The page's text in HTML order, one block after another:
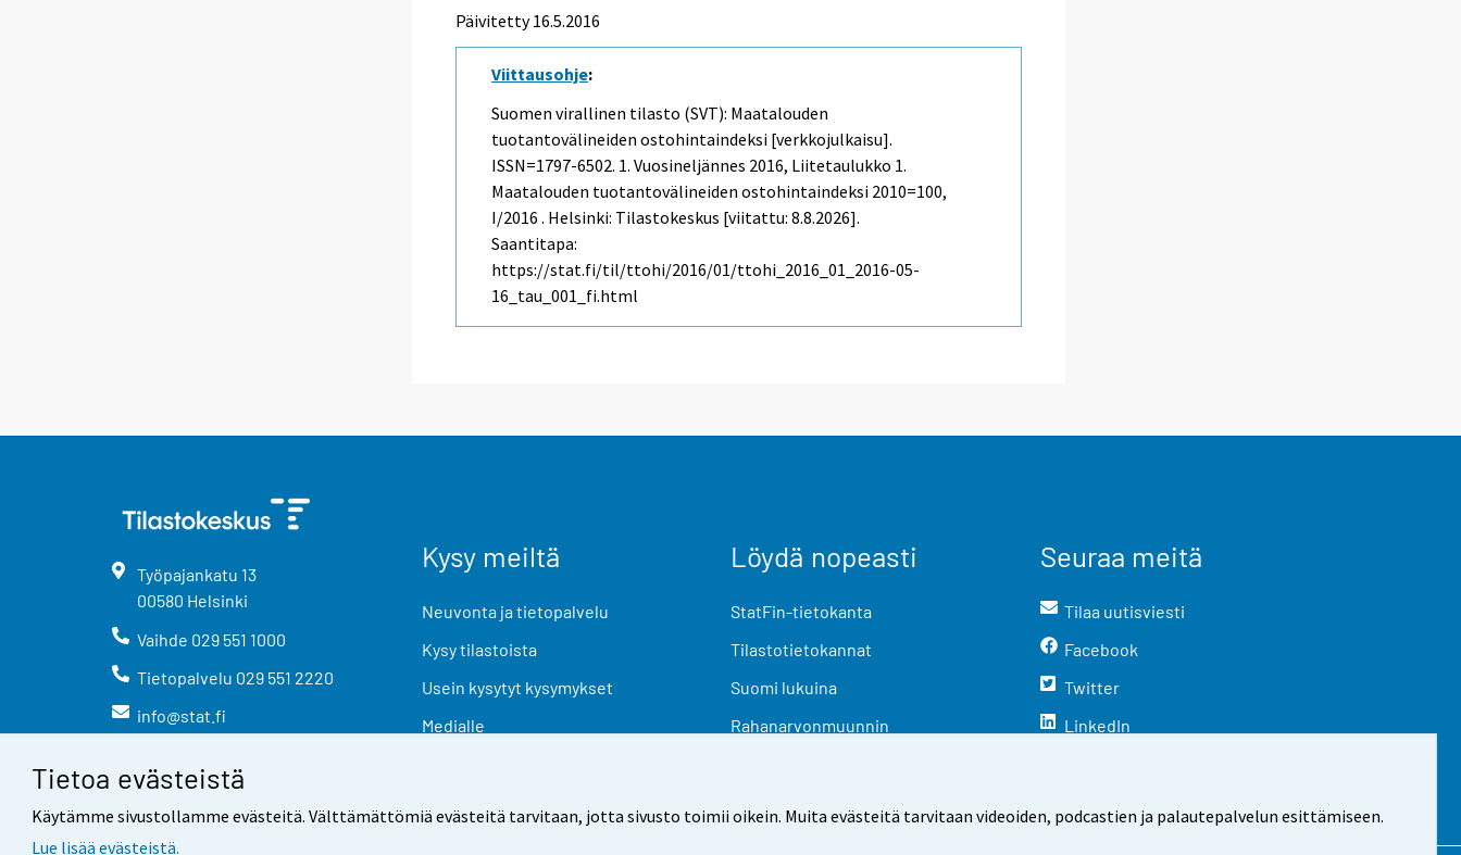
Tietoa evästeistä
Käytämme sivustollamme evästeitä. Välttämättömiä evästeitä tarvitaan, jotta sivusto toimii oikein. Muita evästeitä tarvitaan videoiden, podcastien ja palautepalvelun esittämiseen.
Lue lisää evästeistä.
Päivitetty 16.5.2016
Viittausohje:
Suomen virallinen tilasto (SVT): Maatalouden
tuotantovälineiden ostohintaindeksi [verkkojulkaisu].
ISSN=1797-6502. 1. Vuosineljännes 2016, Liitetaulukko 1.
Maatalouden tuotantovälineiden ostohintaindeksi 2010=100,
I/2016 . Helsinki: Tilastokeskus [viitattu: 8.8.2026].
Saantitapa:
https://stat.fi/til/ttohi/2016/01/ttohi_2016_01_2016-05-
16_tau_001_fi.html
Työpajankatu 13
00580 Helsinki
Vaihde 029 551 1000
Tietopalvelu 029 551 2220
info@stat.fi
Kysy meiltä
Neuvonta ja tietopalvelu
Kysy tilastoista
Usein kysytyt kysymykset
Medialle
Löydä nopeasti
StatFin-tietokanta
Tilastotietokannat
Suomi lukuina
Rahanarvonmuunnin
Seuraa meitä
Tilaa uutisviesti
Facebook
Twitter
LinkedIn